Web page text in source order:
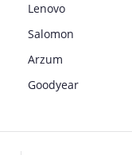
Lenovo
Salomon
Arzum
Goodyear